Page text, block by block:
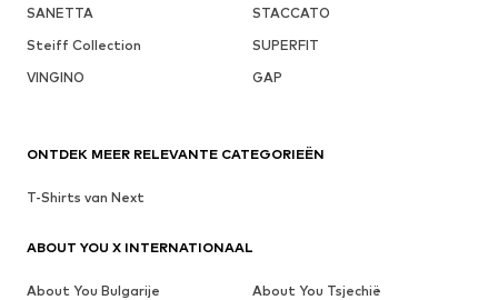
SANETTA
STACCATO
Steiff Collection
SUPERFIT
VINGINO
GAP
ONTDEK MEER RELEVANTE CATEGORIEËN
T-Shirts van Next
ABOUT YOU X INTERNATIONAAL
About You Bulgarije
About You Tsjechië